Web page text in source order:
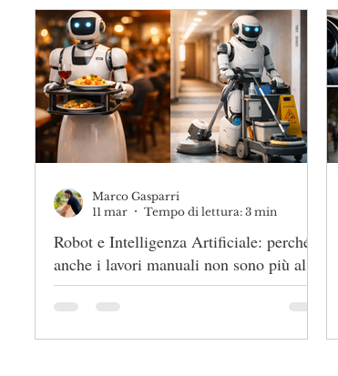
Robot e Intelligenza Artificiale: perché
anche i lavori manuali non sono più al
sicuro
competitivi
Marco Gasparri
11 mar
Tempo di lettura: 3 min